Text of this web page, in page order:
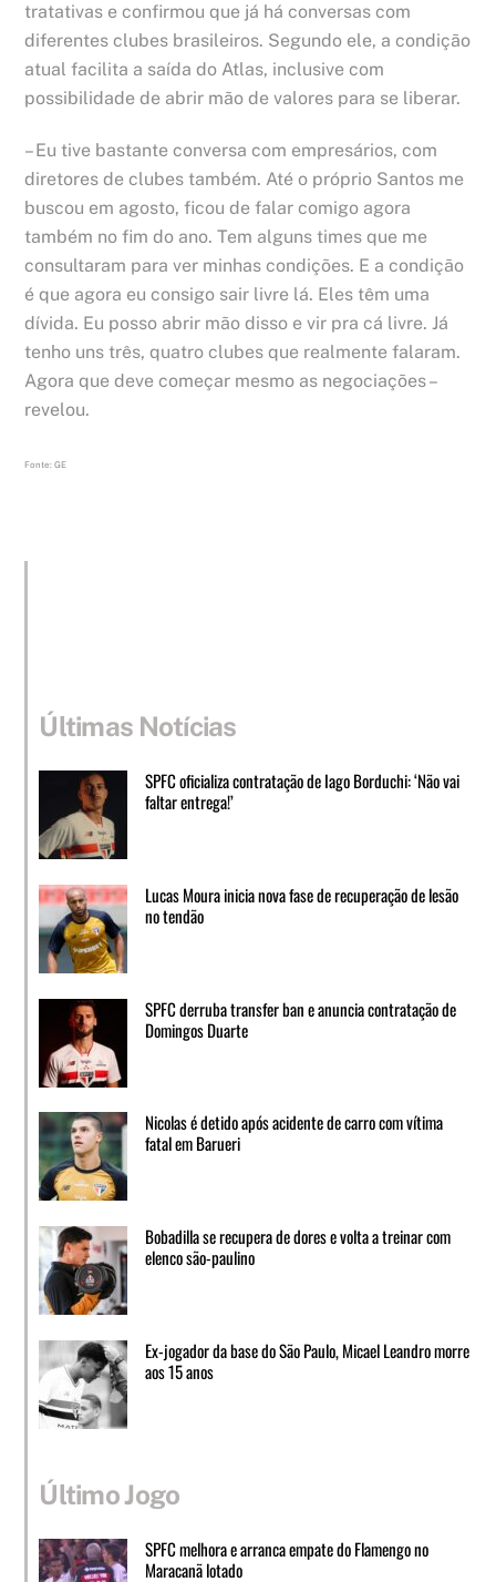
tratativas e confirmou que já há conversas com
diferentes clubes brasileiros. Segundo ele, a condição
atual facilita a saída do Atlas, inclusive com
possibilidade de abrir mão de valores para se liberar.
– Eu tive bastante conversa com empresários, com
diretores de clubes também. Até o próprio Santos me
buscou em agosto, ficou de falar comigo agora
também no fim do ano. Tem alguns times que me
consultaram para ver minhas condições. E a condição
é que agora eu consigo sair livre lá. Eles têm uma
dívida. Eu posso abrir mão disso e vir pra cá livre. Já
tenho uns três, quatro clubes que realmente falaram.
Agora que deve começar mesmo as negociações –
revelou.
Fonte: GE
Últimas Notícias
SPFC oficializa contratação de Iago Borduchi: ‘Não vai
faltar entrega!’
Lucas Moura inicia nova fase de recuperação de lesão
no tendão
SPFC derruba transfer ban e anuncia contratação de
Domingos Duarte
Nicolas é detido após acidente de carro com vítima
fatal em Barueri
Bobadilla se recupera de dores e volta a treinar com
elenco são-paulino
Ex-jogador da base do São Paulo, Micael Leandro morre
aos 15 anos
Último Jogo
SPFC melhora e arranca empate do Flamengo no
Maracanã lotado